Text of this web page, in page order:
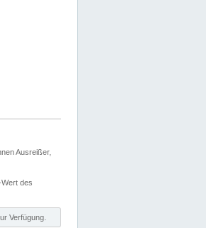
Ausreißer,
des
Verfügung.